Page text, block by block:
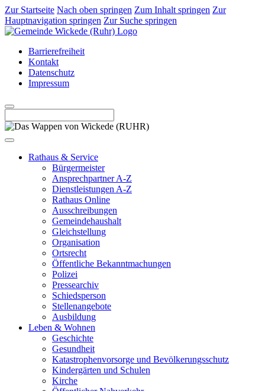
Zur Startseite Nach oben springen Zum Inhalt springen Zur
Hauptnavigation springen Zur Suche springen
Barrierefreiheit
Kontakt
Datenschutz
Impressum
Rathaus & Service
Bürgermeister
Ansprechpartner A-Z
Dienstleistungen A-Z
Rathaus Online
Ausschreibungen
Gemeindehaushalt
Gleichstellung
Organisation
Ortsrecht
Öffentliche Bekanntmachungen
Polizei
Pressearchiv
Schiedsperson
Stellenangebote
Ausbildung
Leben & Wohnen
Geschichte
Gesundheit
Katastrophenvorsorge und Bevölkerungsschutz
Kindergärten und Schulen
Kirche